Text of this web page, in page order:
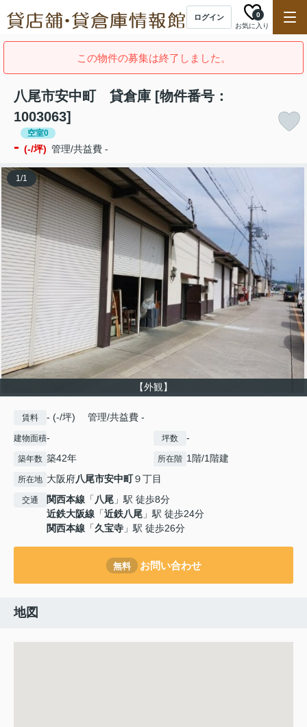
ログイン
お気に入り
0
この物件の募集は終了しました。
八尾市安中町 貸倉庫 [物件番号：
1003063]
空室0
- (-/坪) 管理/共益費 -
【外観】
1/1
賃料 - (-/坪) 管理/共益費 -
建物面積- 坪数 -
築年数 築42年 所在階 1階/1階建
所在地 大阪府八尾市安中町９丁目
交通 関西本線 「八尾 」駅 徒歩8分
近鉄大阪線 「近鉄八尾 」駅 徒歩24分
関西本線 「久宝寺 」駅 徒歩26分
無料 お問い合わせ
地図